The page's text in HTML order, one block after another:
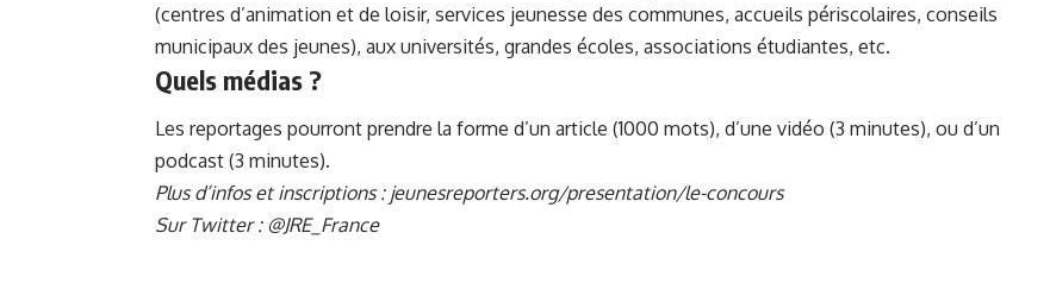
(centres d’animation et de loisir, services jeunesse des communes, accueils périscolaires, conseils
municipaux des jeunes), aux universités, grandes écoles, associations étudiantes, etc.
Quels médias ?
Les reportages pourront prendre la forme d’un article (1000 mots), d’une vidéo (3 minutes), ou d’un
podcast (3 minutes).
Plus d’infos et inscriptions : jeunesreporters.org/presentation/le-concours
Sur Twitter : @JRE_France